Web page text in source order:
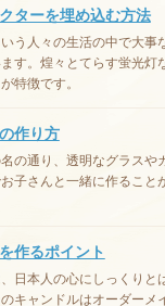
ターを埋め込む方法
う人々の生活の中で大事
す。煌々とてらす蛍光灯
特徴です。
作り方
の通り、透明なグラス
子さんと一緒に作るこ
作るポイント
日本人の心にしっくり
キャンドルはオーダーメ